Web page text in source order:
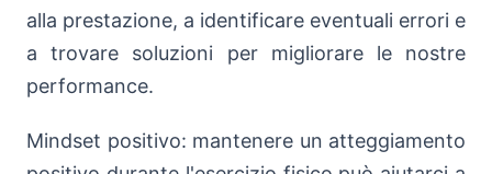
alla prestazione, a identificare eventuali errori e
a trovare soluzioni per migliorare le nostre
performance.
Mindset positivo: mantenere un atteggiamento